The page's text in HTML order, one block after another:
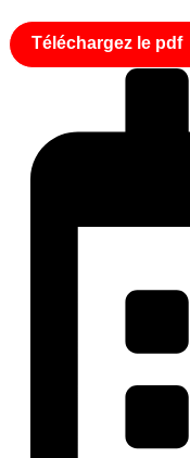
Téléchargez le pdf